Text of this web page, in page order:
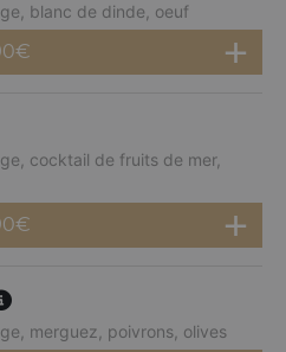
blanc de dinde, oeuf
€
cocktail de fruits de mer,
€
merguez, poivrons, olives